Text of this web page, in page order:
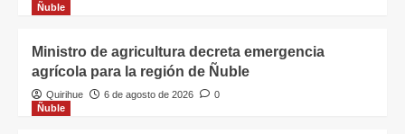
Ñuble
Ministro de agricultura decreta emergencia
agrícola para la región de Ñuble
Quirihue 6 de agosto de 2026
0
Ñuble